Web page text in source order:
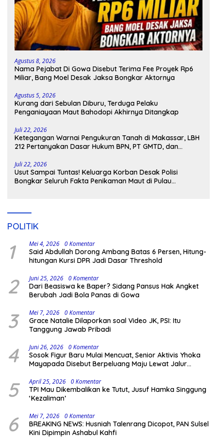
Agustus 8, 2026
Nama Pejabat Di Gowa Disebut Terima Fee Proyek Rp6
Miliar, Bang Moel Desak Jaksa Bongkar Aktornya
Agustus 5, 2026
Kurang dari Sebulan Diburu, Terduga Pelaku
Penganiayaan Maut Bahodopi Akhirnya Ditangkap
Juli 22, 2026
Ketegangan Warnai Pengukuran Tanah di Makassar, LBH
212 Pertanyakan Dasar Hukum BPN, PT GMTD, dan
Juli 22, 2026
Usut Sampai Tuntas! Keluarga Korban Desak Polisi
Bongkar Seluruh Fakta Penikaman Maut di Pulau
POLITIK
1 Mei 4, 2026 0 Komentar
Said Abdullah Dorong Ambang Batas 6 Persen, Hitung-
hitungan Kursi DPR Jadi Dasar Threshold
2 Juni 25, 2026 0 Komentar
Dari Beasiswa ke Baper? Sidang Pansus Hak Angket
Berubah Jadi Bola Panas di Gowa
3 Mei 7, 2026 0 Komentar
Grace Natalie Dilaporkan soal Video JK, PSI: Itu
Tanggung Jawab Pribadi
4 Juni 26, 2026 0 Komentar
Sosok Figur Baru Mulai Mencuat, Senior Aktivis Yhoka
Mayapada Disebut Berpeluang Maju Lewat Jalur
5 April 25, 2026 0 Komentar
TPI Mau Dikembalikan ke Tutut, Jusuf Hamka Singgung
‘Kezaliman’
6 Mei 7, 2026 0 Komentar
BREAKING NEWS: Husniah Talenrang Dicopot, PAN Sulsel
Kini Dipimpin Ashabul Kahfi